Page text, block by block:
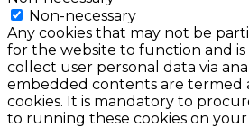
Non-necessary
Any cookies that may not be
for the website to function and is
collect user personal data via
embedded contents are termed
cookies. It is mandatory to
to running these cookies on your